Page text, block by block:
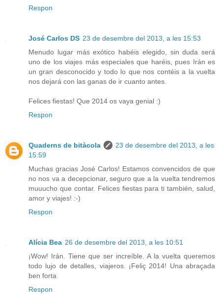
Respon
José Carlos DS 23 de desembre del 2013, a les 15:53
Menudo lugar más exótico habéis elegido, sin duda será
uno de los viajes más especiales que haréis, pues Irán es
un gran desconocido y todo lo que nos contéis a la vuelta
nos dejará con las ganas de ir cuanto antes.
Felices fiestas! Que 2014 os vaya genial :)
Respon
Quaderns de bitàcola
23 de desembre del 2013, a les
15:59
Muchas gracias José Carlos! Estamos convencidos de que
no nos va a decepcionar, seguro que a la vuelta tendremos
muuucho que contar. Felices fiestas para ti también, salud,
amor y viajes! :-)
Respon
Alícia Bea 26 de desembre del 2013, a les 10:51
¡Wow! Irán. Tiene que ser increíble. A la vuelta queremos
todo lujo de detalles, viajeros. ¡Feliç 2014! Una abraçada
ben forta
Respon